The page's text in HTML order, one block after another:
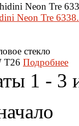
Neon Tre
стекло
T26 Подробнее
1 - 3